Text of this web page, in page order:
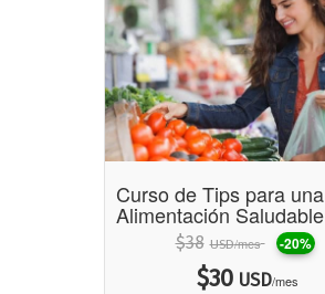
Curso de Tips para una
Alimentación Saludable
$38 USD/mes -20%
$30 USD/mes